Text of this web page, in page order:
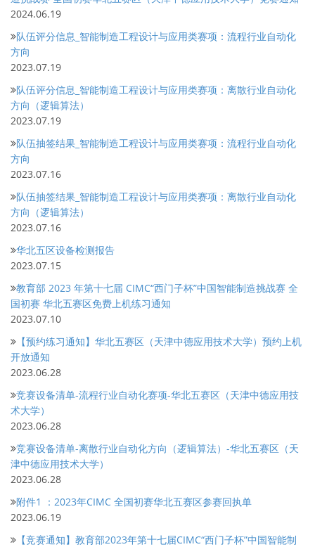
2024.06.19
队伍评分信息_智能制造工程设计与应用类赛项：流程行业自动化
方向
2023.07.19
队伍评分信息_智能制造工程设计与应用类赛项：离散行业自动化
方向（逻辑算法）
2023.07.19
队伍抽签结果_智能制造工程设计与应用类赛项：流程行业自动化
方向
2023.07.16
队伍抽签结果_智能制造工程设计与应用类赛项：离散行业自动化
方向（逻辑算法）
2023.07.16
华北五区设备检测报告
2023.07.15
教育部 2023 年第十七届 CIMC“西门子杯”中国智能制造挑战赛 全
国初赛 华北五赛区免费上机练习通知
2023.07.10
【预约练习通知】华北五赛区（天津中德应用技术大学）预约上机
开放通知
2023.06.28
竞赛设备清单-流程行业自动化赛项-华北五赛区（天津中德应用技
术大学）
2023.06.28
竞赛设备清单-离散行业自动化方向（逻辑算法）-华北五赛区（天
津中德应用技术大学）
2023.06.28
附件1 ：2023年CIMC 全国初赛华北五赛区参赛回执单
2023.06.19
【竞赛通知】教育部2023年第十七届CIMC“西门子杯”中国智能制